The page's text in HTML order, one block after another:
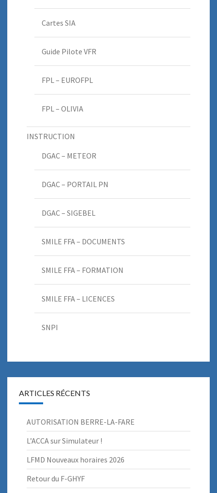
Cartes SIA
Guide Pilote VFR
FPL – EUROFPL
FPL – OLIVIA
INSTRUCTION
DGAC – METEOR
DGAC – PORTAIL PN
DGAC – SIGEBEL
SMILE FFA – DOCUMENTS
SMILE FFA – FORMATION
SMILE FFA – LICENCES
SNPI
ARTICLES RÉCENTS
AUTORISATION BERRE-LA-FARE
L’ACCA sur Simulateur !
LFMD Nouveaux horaires 2026
Retour du F-GHYF